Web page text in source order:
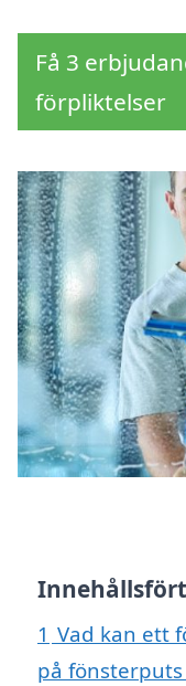
Få 3
förpliktelser
1 Vad kan ett
på